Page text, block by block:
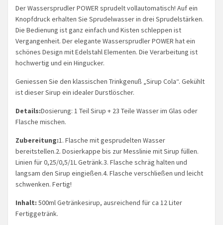
Der Wassersprudler POWER sprudelt vollautomatisch! Auf ein
Knopfdruck erhalten Sie Sprudelwasser in drei Sprudelstärken.
Die Bedienung ist ganz einfach und Kisten schleppen ist
Vergangenheit. Der elegante Wassersprudler POWER hat ein
schönes Design mit Edelstahl Elementen. Die Verarbeitung ist
hochwertig und ein Hingucker.
Geniessen Sie den klassischen Trinkgenuß „Sirup Cola“. Gekühlt
ist dieser Sirup ein idealer Durstlöscher.
Details:Dosierung: 1 Teil Sirup + 23 Teile Wasser im Glas oder
Flasche mischen.
Zubereitung:1. Flasche mit gesprudelten Wasser
bereitstellen.2. Dosierkappe bis zur Messlinie mit Sirup füllen.
Linien für 0,25/0,5/1L Getränk.3. Flasche schräg halten und
langsam den Sirup eingießen.4. Flasche verschließen und leicht
schwenken. Fertig!
Inhalt: 500ml Getränkesirup, ausreichend für ca 12 Liter
Fertiggetränk.